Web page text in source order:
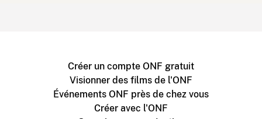
Créer un compte ONF gratuit
Visionner des films de l'ONF
Événements ONF près de chez vous
Créer avec l'ONF